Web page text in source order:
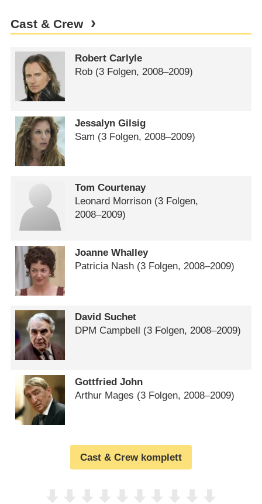
Cast & Crew
Robert Carlyle
Rob (3 Folgen, 2008⁠–⁠2009)
Jessalyn Gilsig
Sam (3 Folgen, 2008⁠–⁠2009)
Tom Courtenay
Leonard Morrison (3 Folgen,
2008⁠–⁠2009)
Joanne Whalley
Patricia Nash (3 Folgen, 2008⁠–⁠2009)
David Suchet
DPM Campbell
(3 Folgen, 2008⁠–⁠2009)
Gottfried John
Arthur Mages (3 Folgen, 2008⁠–⁠2009)
Cast & Crew komplett